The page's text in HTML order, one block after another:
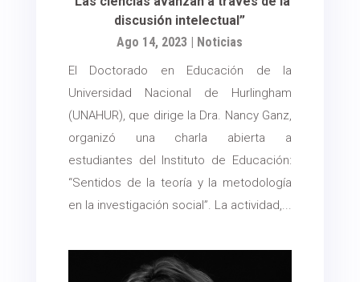
discusión intelectual”
Ago 14, 2023 | Noticias
El Doctorado en Educación de la
Universidad Nacional de Hurlingham
(UNAHUR), que dirige la Dra. Nancy Ganz,
organizó una charla abierta a
estudiantes del Instituto de Educación:
“Sentidos de la teoría y la metodología
en la investigación social”. La actividad,...